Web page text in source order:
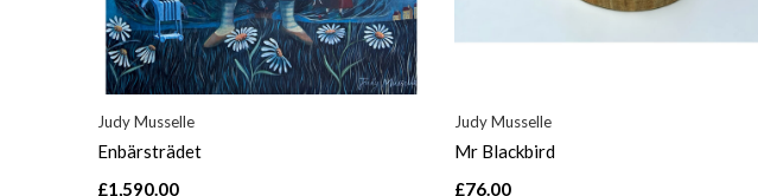
Judy Musselle
Enbärsträdet
£1,590.00
Judy Musselle
Mr Blackbird
£76.00